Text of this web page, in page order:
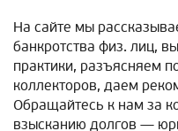
На сайте мы
банкротства физ. лиц,
практики, разъясняем
коллекторов, даем
Обращайтесь к нам за
взысканию долгов —